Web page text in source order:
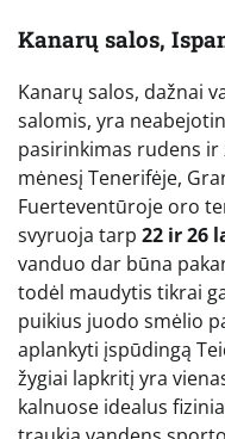
Kanarų salos,
Kanarų salos, dažnai
salomis, yra
pasirinkimas rudens
mėnesį Tenerifėje,
Fuerteventūroje oro
svyruoja tarp 22 ir 26
vanduo dar būna
todėl maudytis tikrai
puikius juodo smėlio
aplankyti įspūdingą
žygiai lapkritį yra
kalnuose idealus